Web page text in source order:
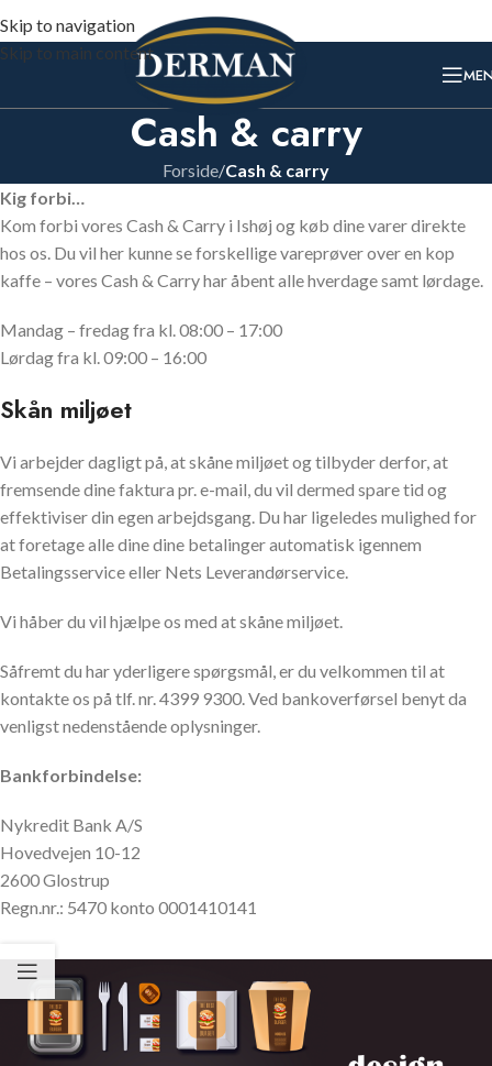
Skip to navigation
Skip to main content
Cash & carry
Forside/Cash & carry
Kig forbi…
Kom forbi vores Cash & Carry i Ishøj og køb dine varer direkte
hos os. Du vil her kunne se forskellige vareprøver over en kop
kaffe – vores Cash & Carry har åbent alle hverdage samt lørdage.
Mandag – fredag fra kl. 08:00 – 17:00
Lørdag fra kl. 09:00 – 16:00
Skån miljøet
Vi arbejder dagligt på, at skåne miljøet og tilbyder derfor, at
fremsende dine faktura pr. e-mail, du vil dermed spare tid og
effektiviser din egen arbejdsgang. Du har ligeledes mulighed for
at foretage alle dine dine betalinger automatisk igennem
Betalingsservice eller Nets Leverandørservice.
Vi håber du vil hjælpe os med at skåne miljøet.
Såfremt du har yderligere spørgsmål, er du velkommen til at
kontakte os på tlf. nr. 4399 9300. Ved bankoverførsel benyt da
venligst nedenstående oplysninger.
Bankforbindelse:
Nykredit Bank A/S
Hovedvejen 10-12
2600 Glostrup
Regn.nr.: 5470 konto 0001410141